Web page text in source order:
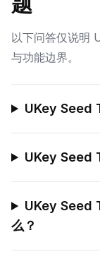
以下问答仅说明
与功能边界。
UKey Seed
UKey Seed
UKey Seed
么？